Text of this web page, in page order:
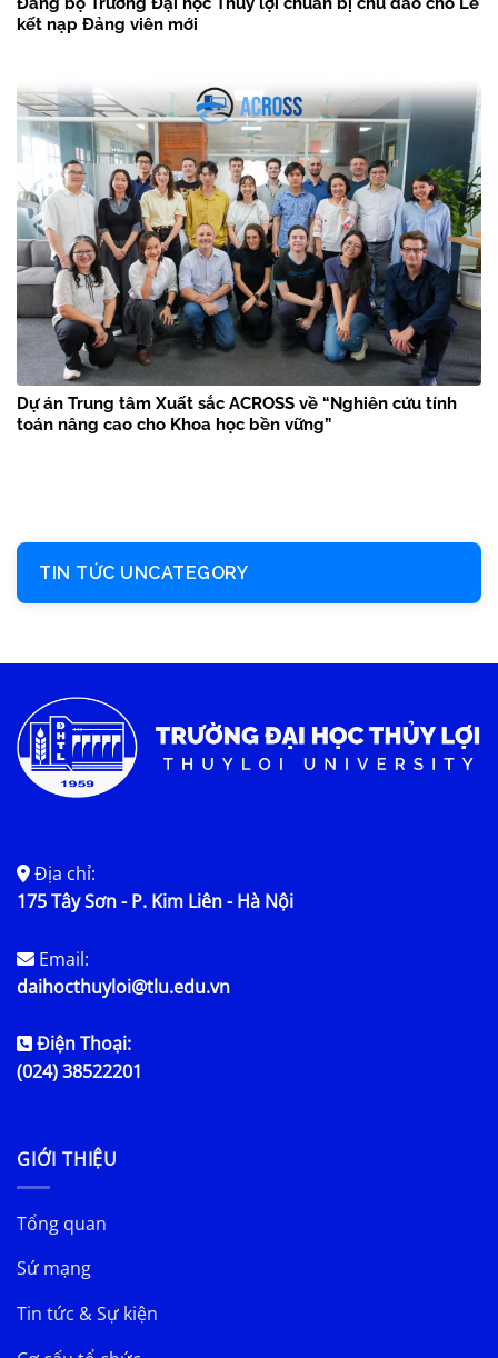
kết nạp Đảng viên mới
Dự án Trung tâm Xuất sắc ACROSS về “Nghiên cứu tính
toán nâng cao cho Khoa học bền vững”
TIN TỨC UNCATEGORY
Địa chỉ:
175 Tây Sơn - P. Kim Liên - Hà Nội
Email:
daihocthuyloi@tlu.edu.vn
Điện Thoại:
(024) 38522201
GIỚI THIỆU
Tổng quan
Sứ mạng
Tin tức & Sự kiện